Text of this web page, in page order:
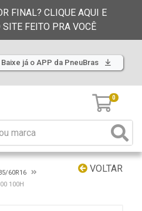
FINAL? CLIQUE AQUI E
FEITO PRA VOCÊ
Baixe já o APP da PneuBras
0
VOLTAR
60R16
100H